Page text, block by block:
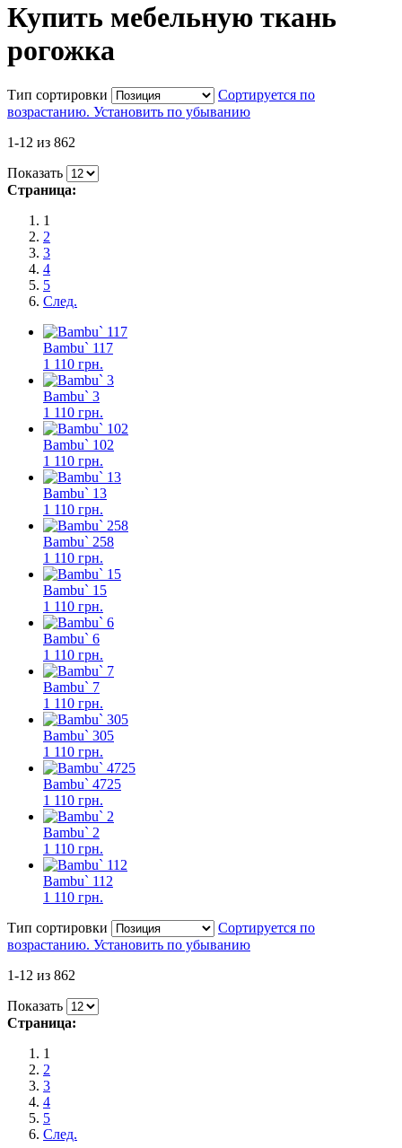
Купить мебельную ткань
рогожка
Тип сортировки
Сортируется по
возрастанию. Установить по убыванию
1-12 из 862
Показать
Страница:
1
2
3
4
5
След.
Bambu` 117
1 110 грн.
Bambu` 3
1 110 грн.
Bambu` 102
1 110 грн.
Bambu` 13
1 110 грн.
Bambu` 258
1 110 грн.
Bambu` 15
1 110 грн.
Bambu` 6
1 110 грн.
Bambu` 7
1 110 грн.
Bambu` 305
1 110 грн.
Bambu` 4725
1 110 грн.
Bambu` 2
1 110 грн.
Bambu` 112
1 110 грн.
Тип сортировки
Сортируется по
возрастанию. Установить по убыванию
1-12 из 862
Показать
Страница:
1
2
3
4
5
След.